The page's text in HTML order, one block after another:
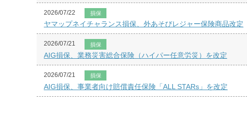
2026/07/22 損保
ヤマップネイチャランス損保、外あそびレジャー保険商品改定
2026/07/21 損保
AIG損保、業務災害総合保険（ハイパー任意労災）を改定
2026/07/21 損保
AIG損保、事業者向け賠償責任保険「ALL STARs」を改定